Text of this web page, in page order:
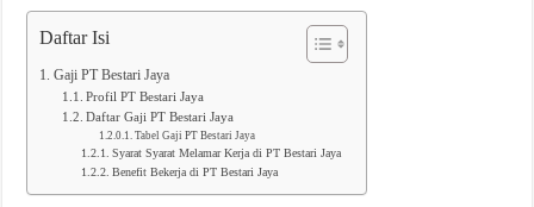
Daftar Isi
Gaji PT Bestari Jaya
Profil PT Bestari Jaya
Daftar Gaji PT Bestari Jaya
Tabel Gaji PT Bestari Jaya
Syarat Syarat Melamar Kerja di PT Bestari Jaya
Benefit Bekerja di PT Bestari Jaya